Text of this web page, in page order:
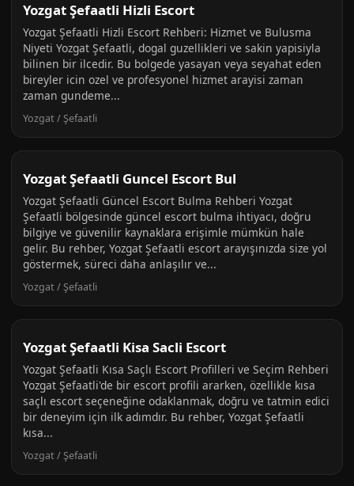
Yozgat Şefaatli Hizli Escort
Yozgat Şefaatli Hizli Escort Rehberi: Hizmet ve Bulusma
Niyeti Yozgat Şefaatli, dogal guzellikleri ve sakin yapisiyla
bilinen bir ilcedir. Bu bolgede yasayan veya seyahat eden
bireyler icin ozel ve profesyonel hizmet arayisi zaman
zaman gundeme...
Yozgat / Şefaatli
Yozgat Şefaatli Guncel Escort Bul
Yozgat Şefaatli Güncel Escort Bulma Rehberi Yozgat
Şefaatli bölgesinde güncel escort bulma ihtiyacı, doğru
bilgiye ve güvenilir kaynaklara erişimle mümkün hale
gelir. Bu rehber, Yozgat Şefaatli escort arayışınızda size yol
göstermek, süreci daha anlaşılır ve...
Yozgat / Şefaatli
Yozgat Şefaatli Kisa Sacli Escort
Yozgat Şefaatli Kısa Saçlı Escort Profilleri ve Seçim Rehberi
Yozgat Şefaatli'de bir escort profili ararken, özellikle kısa
saçlı escort seçeneğine odaklanmak, doğru ve tatmin edici
bir deneyim için ilk adımdır. Bu rehber, Yozgat Şefaatli
kısa...
Yozgat / Şefaatli